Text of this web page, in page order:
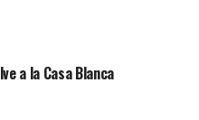
a la Casa Blanca